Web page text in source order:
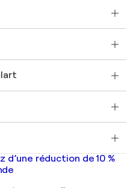
original
réduction de 10 %